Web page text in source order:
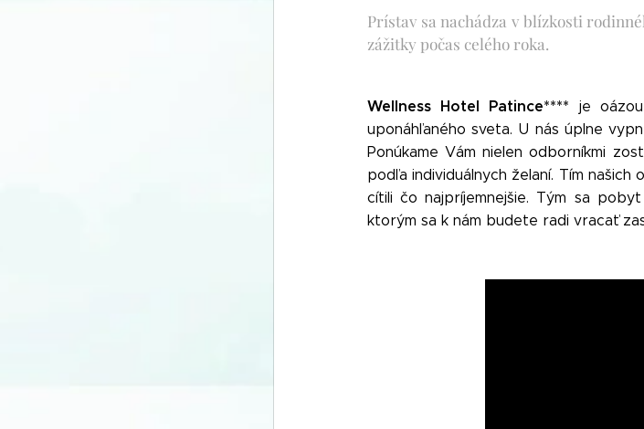
Prístav sa nachádza v blízkosti
zážitky počas celého roka.
Wellness Hotel Patince**** je
uponáhľaného sveta. U nás úplne
Ponúkame Vám nielen odborníkmi
podľa individuálnych želaní. Tím
cítili čo najpríjemnejšie. Tým sa
ktorým sa k nám budete radi vracať